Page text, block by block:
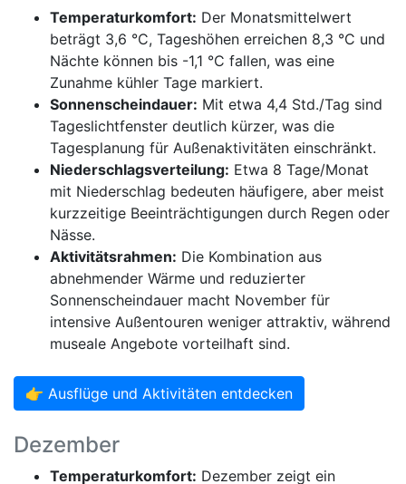
Temperaturkomfort: Der Monatsmittelwert
beträgt 3,6 °C, Tageshöhen erreichen 8,3 °C und
Nächte können bis -1,1 °C fallen, was eine
Zunahme kühler Tage markiert.
Sonnenscheindauer: Mit etwa 4,4 Std./Tag sind
Tageslichtfenster deutlich kürzer, was die
Tagesplanung für Außenaktivitäten einschränkt.
Niederschlagsverteilung: Etwa 8 Tage/Monat
mit Niederschlag bedeuten häufigere, aber meist
kurzzeitige Beeinträchtigungen durch Regen oder
Nässe.
Aktivitätsrahmen: Die Kombination aus
abnehmender Wärme und reduzierter
Sonnenscheindauer macht November für
intensive Außentouren weniger attraktiv, während
museale Angebote vorteilhaft sind.
👉 Ausflüge und Aktivitäten entdecken
Dezember
Temperaturkomfort: Dezember zeigt ein